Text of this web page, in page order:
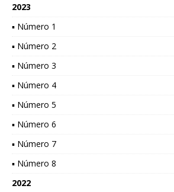
2023
▪ Número 1
▪ Número 2
▪ Número 3
▪ Número 4
▪ Número 5
▪ Número 6
▪ Número 7
▪ Número 8
2022